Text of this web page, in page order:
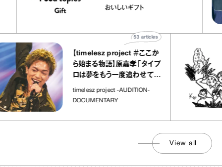
｜真野知子の「おいしいギフ
おいしいギフト
【timelesz project ＃ここか
ら始まる物語】原嘉孝「タイプ
ロは夢をもう一度追わせてく
れた場所」
timelesz project -AUDITION-
DOCUMENTARY
articles
View all